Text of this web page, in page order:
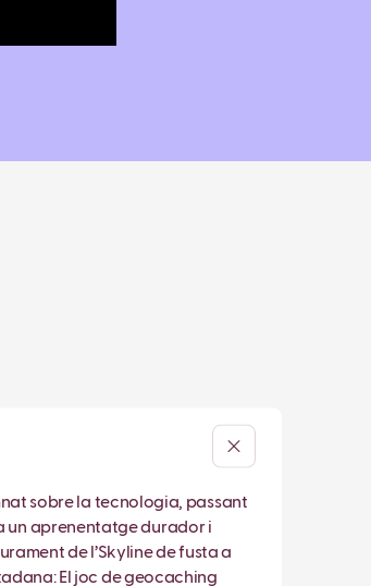
sobre la tecnologia, passant
un aprenentatge durador i
de l’Skyline de fusta a
El joc de geocaching